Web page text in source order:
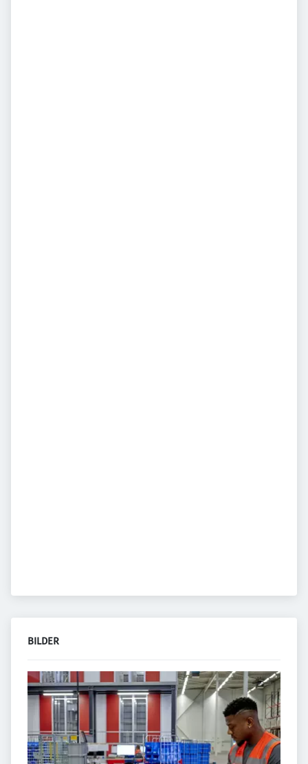
BILDER